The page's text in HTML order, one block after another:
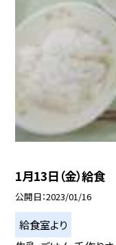
1月13日（金）給食
公開日 2023/01/16
給食室より